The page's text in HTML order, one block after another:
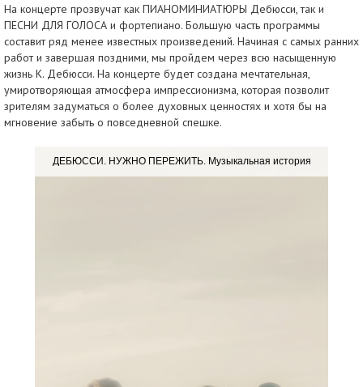
На концерте прозвучат как ПИАНОМИНИАТЮРЫ Дебюсси, так и
ПЕСНИ ДЛЯ ГОЛОСА и фортепиано. Большую часть программы
составит ряд менее известных произведений. Начиная с самых ранних
работ и завершая поздними, мы пройдем через всю насыщенную
жизнь К. Дебюсси. На концерте будет создана мечтательная,
умиротворяющая атмосфера импрессионизма, которая позволит
зрителям задуматься о более духовных ценностях и хотя бы на
мгновение забыть о повседневной спешке.
ДЕБЮССИ. НУЖНО ПЕРЕЖИТЬ. Музыкальная история